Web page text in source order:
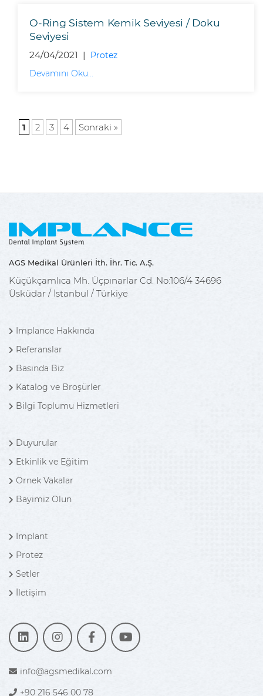
O-Ring Sistem Kemik Seviyesi / Doku
Seviyesi
24/04/2021 | Protez
Devamını Oku...
1 2 3 4 Sonraki »
AGS Medikal Ürünleri İth. İhr. Tic. A.Ş.
Küçükçamlıca Mh. Üçpınarlar Cd. No:106/4 34696
Üsküdar / İstanbul / Türkiye
Implance Hakkında
Referanslar
Basında Biz
Katalog ve Broşürler
Bilgi Toplumu Hizmetleri
Duyurular
Etkinlik ve Eğitim
Örnek Vakalar
Bayimiz Olun
Implant
Protez
Setler
İletişim
info@agsmedikal.com
+90 216 546 00 78